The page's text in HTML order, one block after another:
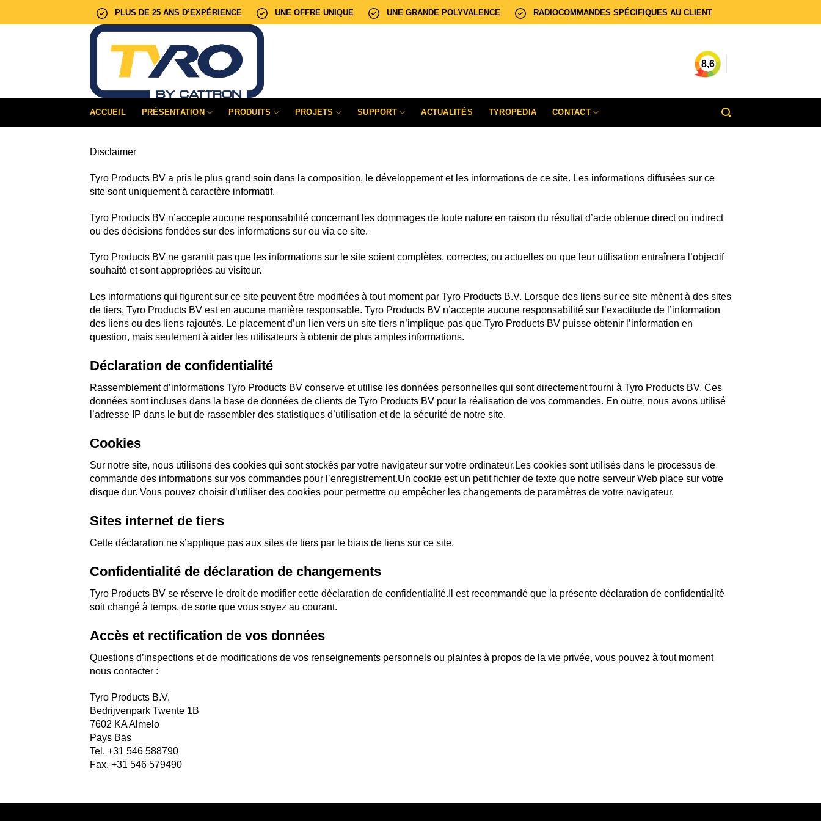
PLUS DE 25 ANS D’EXPÉRIENCE UNE OFFRE UNIQUE UNE GRANDE POLYVALENCE RADIOCOMMANDES SPÉCIFIQUES AU CLIENT
8,6
ACCUEIL PRÉSENTATION PRODUITS PROJETS SUPPORT ACTUALITÉS TYROPEDIA CONTACT
Disclaimer
Tyro Products BV a pris le plus grand soin dans la composition, le développement et les informations de ce site. Les informations diffusées sur ce
site sont uniquement à caractère informatif.
Tyro Products BV n’accepte aucune responsabilité concernant les dommages de toute nature en raison du résultat d’acte obtenue direct ou indirect
ou des décisions fondées sur des informations sur ou via ce site.
Tyro Products BV ne garantit pas que les informations sur le site soient complètes, correctes, ou actuelles ou que leur utilisation entraînera l’objectif
souhaité et sont appropriées au visiteur.
Les informations qui figurent sur ce site peuvent être modifiées à tout moment par Tyro Products B.V. Lorsque des liens sur ce site mènent à des sites
de tiers, Tyro Products BV est en aucune manière responsable. Tyro Products BV n’accepte aucune responsabilité sur l’exactitude de l’information
des liens ou des liens rajoutés. Le placement d’un lien vers un site tiers n’implique pas que Tyro Products BV puisse obtenir l’information en
question, mais seulement à aider les utilisateurs à obtenir de plus amples informations.
Déclaration de confidentialité
Rassemblement d’informations Tyro Products BV conserve et utilise les données personnelles qui sont directement fourni à Tyro Products BV. Ces
données sont incluses dans la base de données de clients de Tyro Products BV pour la réalisation de vos commandes. En outre, nous avons utilisé
l’adresse IP dans le but de rassembler des statistiques d’utilisation et de la sécurité de notre site.
Cookies
Sur notre site, nous utilisons des cookies qui sont stockés par votre navigateur sur votre ordinateur.Les cookies sont utilisés dans le processus de
commande des informations sur vos commandes pour l’enregistrement.Un cookie est un petit fichier de texte que notre serveur Web place sur votre
disque dur. Vous pouvez choisir d’utiliser des cookies pour permettre ou empêcher les changements de paramètres de votre navigateur.
Sites internet de tiers
Cette déclaration ne s’applique pas aux sites de tiers par le biais de liens sur ce site.
Confidentialité de déclaration de changements
Tyro Products BV se réserve le droit de modifier cette déclaration de confidentialité.Il est recommandé que la présente déclaration de confidentialité
soit changé à temps, de sorte que vous soyez au courant.
Accès et rectification de vos données
Questions d’inspections et de modifications de vos renseignements personnels ou plaintes à propos de la vie privée, vous pouvez à tout moment
nous contacter :
Tyro Products B.V.
Bedrijvenpark Twente 1B
7602 KA Almelo
Pays Bas
Tel. +31 546 588790
Fax. +31 546 579490